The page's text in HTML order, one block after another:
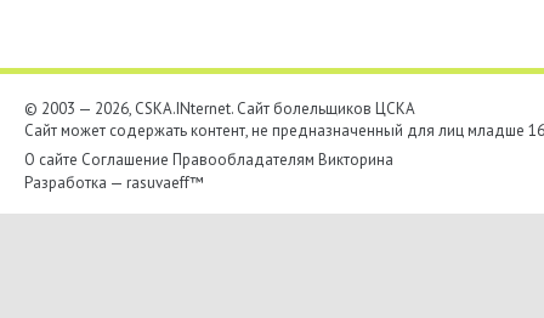
© 2003 — 2026, CSKA.INternet. Cайт болельщиков ЦСКА
Сайт может содержать контент, не предназначенный для лиц младше
О сайте Соглашение Правообладателям Викторина
Разработка — rasuvaeff™